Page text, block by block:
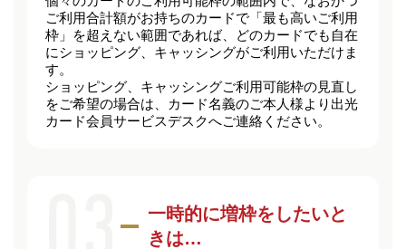
ご利用合計額がお持ちのカードで「最も高いご利用
枠」を超えない範囲であれば、どのカードでも自在
にショッピング、キャッシングがご利用いただけま
す。
ショッピング、キャッシングご利用可能枠の見直し
をご希望の場合は、カード名義のご本人様より出光
カード会員サービスデスクへご連絡ください。
一時的に増枠をしたいと
きは…